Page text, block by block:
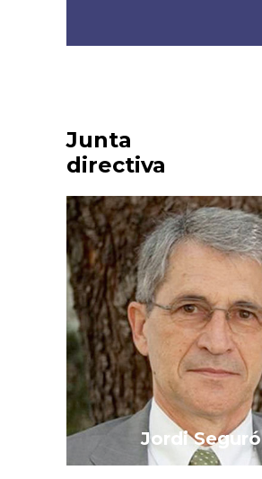
Junta
directiva
Jordi Seguró